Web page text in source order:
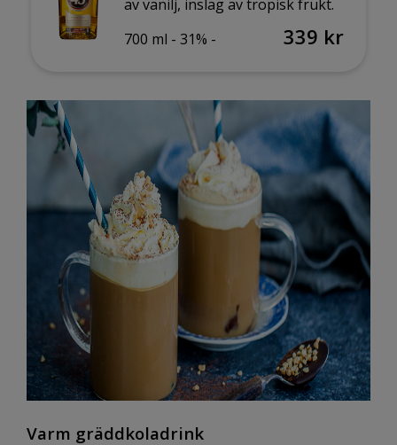
av vanilj, inslag av tropisk frukt.
700 ml - 31% - 339 kr
Varm gräddkoladrink